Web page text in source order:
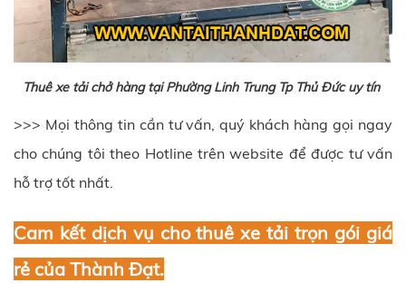
Thuê xe tải chở hàng tại Phường Linh Trung Tp Thủ Đức uy tín
>>> Mọi thông tin cần tư vấn, quý khách hàng gọi ngay
cho chúng tôi theo Hotline trên website để được tư vấn
hỗ trợ tốt nhất.
Cam kết dịch vụ cho thuê xe tải trọn gói giá
rẻ của Thành Đạt.